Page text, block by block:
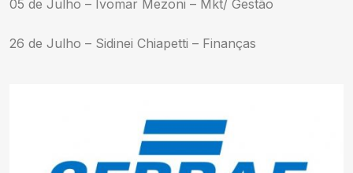
05 de Julho – Ivomar Mezoni – Mkt/ Gestão
26 de Julho – Sidinei Chiapetti – Finanças